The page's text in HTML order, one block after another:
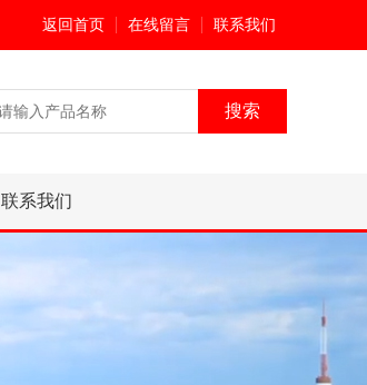
返回首页 在线留言 联系我们
联系我们